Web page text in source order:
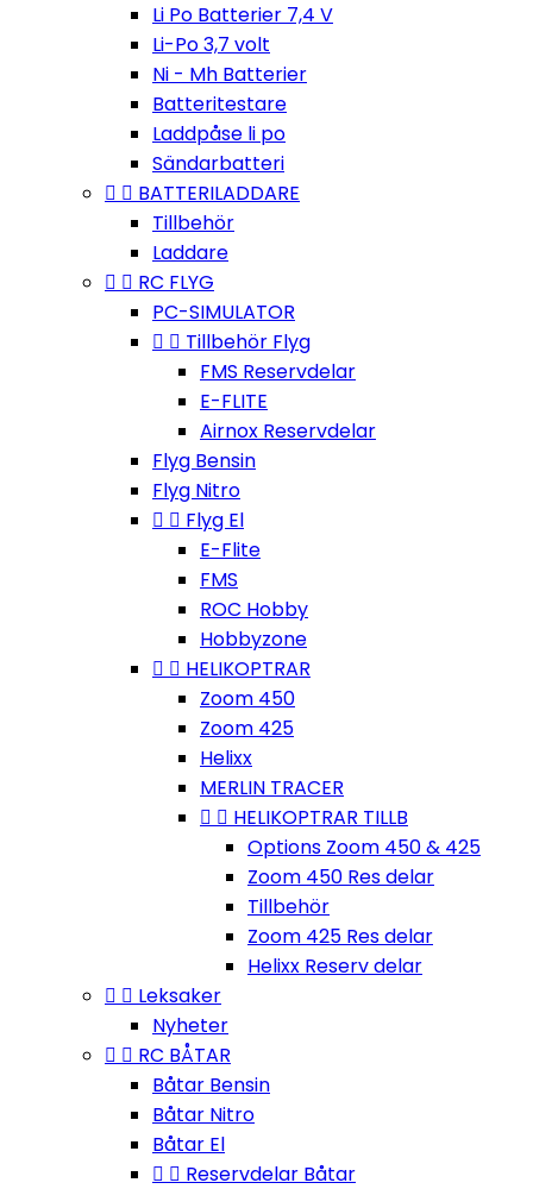
Li Po Batterier 7,4 V
Li-Po 3,7 volt
Ni - Mh Batterier
Batteritestare
Laddpåse li po
Sändarbatteri
  BATTERILADDARE
Tillbehör
Laddare
  RC FLYG
PC-SIMULATOR
  Tillbehör Flyg
FMS Reservdelar
E-FLITE
Airnox Reservdelar
Flyg Bensin
Flyg Nitro
  Flyg El
E-Flite
FMS
ROC Hobby
Hobbyzone
  HELIKOPTRAR
Zoom 450
Zoom 425
Helixx
MERLIN TRACER
  HELIKOPTRAR TILLB
Options Zoom 450 & 425
Zoom 450 Res delar
Tillbehör
Zoom 425 Res delar
Helixx Reserv delar
  Leksaker
Nyheter
  RC BÅTAR
Båtar Bensin
Båtar Nitro
Båtar El
  Reservdelar Båtar